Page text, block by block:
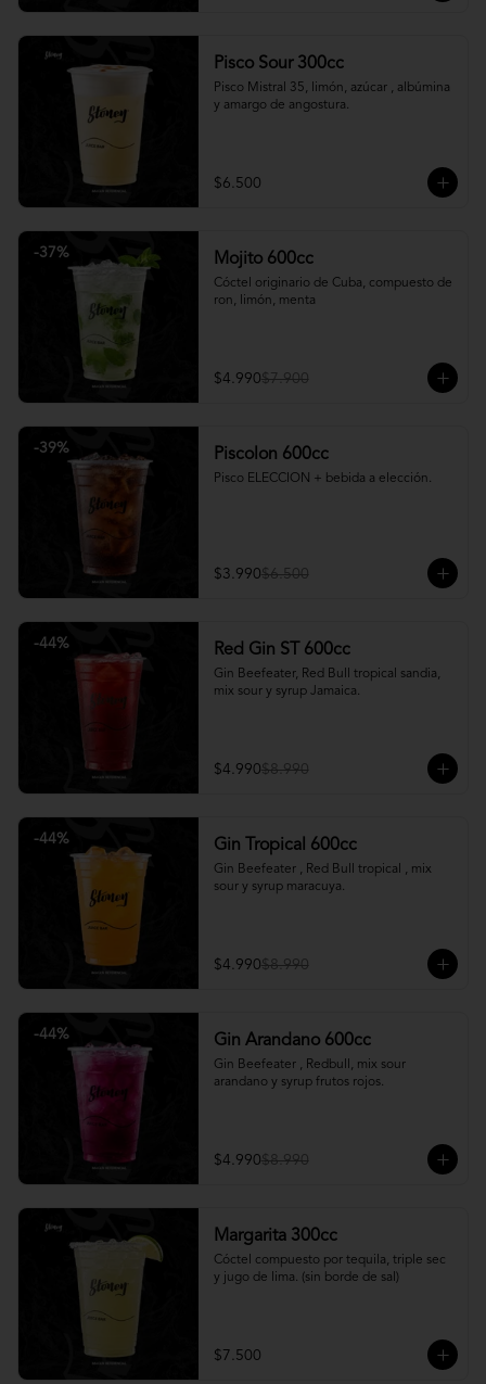
Pisco Sour 300cc
Pisco Mistral 35, limón, azúcar , albúmina
y amargo de angostura.
$6.500
-37% Mojito 600cc
Cóctel originario de Cuba, compuesto de
ron, limón, menta
$4.990$7.900
-39% Piscolon 600cc
Pisco ELECCION + bebida a elección.
$3.990$6.500
-44% Red Gin ST 600cc
Gin Beefeater, Red Bull tropical sandia,
mix sour y syrup Jamaica.
$4.990$8.990
-44% Gin Tropical 600cc
Gin Beefeater , Red Bull tropical , mix
sour y syrup maracuya.
$4.990$8.990
-44% Gin Arandano 600cc
Gin Beefeater , Redbull, mix sour
arandano y syrup frutos rojos.
$4.990$8.990
Margarita 300cc
Cóctel compuesto por tequila, triple sec
y jugo de lima. (sin borde de sal)
$7.500